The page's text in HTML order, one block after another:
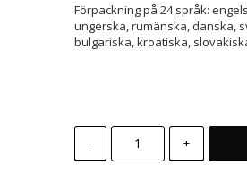
Förpackning på 24 språk:
ungerska, rumänska, danska,
bulgariska, kroatiska,
- +